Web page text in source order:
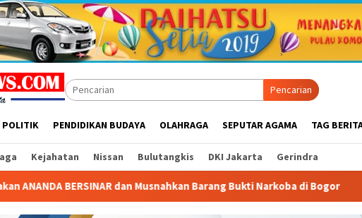
Pencarian
POLITIK PENDIDIKAN BUDAYA OLAHRAGA SEPUTAR AGAMA TAG
Kejahatan Nissan Bulutangkis DKI Jakarta Gerindra
dan Musnahkan Barang Bukti Narkoba di Bogor Warga